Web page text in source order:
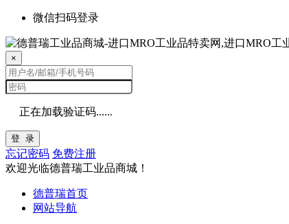
微信扫码登录
×
正在加载验证码......
登 录
忘记密码 免费注册
欢迎光临德普瑞工业品商城！
德普瑞首页
网站导航